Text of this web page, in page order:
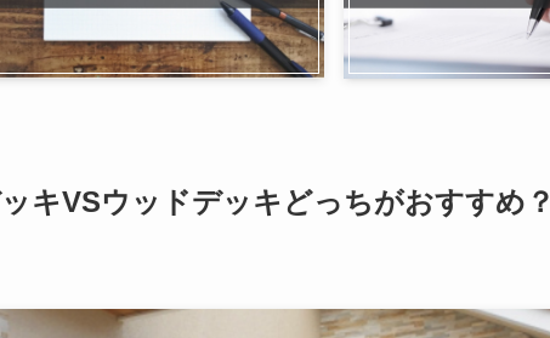
ッキVSウッドデッキどっちがおすすめ？